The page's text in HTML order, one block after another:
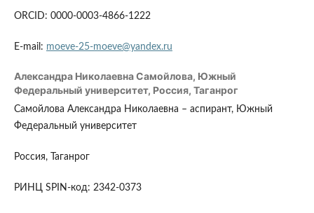
ORCID: 0000-0003-4866-1222
E-mail: moeve-25-moeve@yandex.ru
Александра Николаевна Самойлова, Южный
Федеральный университет, Россия, Таганрог
Самойлова Александра Николаевна – аспирант, Южный
Федеральный университет
Россия, Таганрог
РИНЦ SPIN-код: 2342-0373